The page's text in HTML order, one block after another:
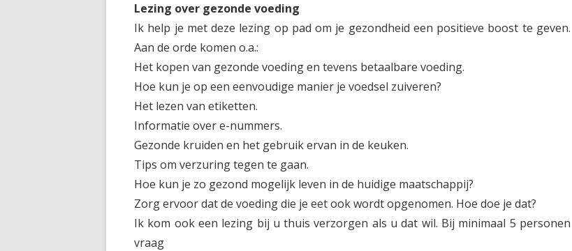
Lezing over gezonde voeding
Ik help je met deze lezing op pad om je gezondheid een positieve boost te geven.
Aan de orde komen o.a.:
Het kopen van gezonde voeding en tevens betaalbare voeding.
Hoe kun je op een eenvoudige manier je voedsel zuiveren?
Het lezen van etiketten.
Informatie over e-nummers.
Gezonde kruiden en het gebruik ervan in de keuken.
Tips om verzuring tegen te gaan.
Hoe kun je zo gezond mogelijk leven in de huidige maatschappij?
Zorg ervoor dat de voeding die je eet ook wordt opgenomen. Hoe doe je dat?
Ik kom ook een lezing bij u thuis verzorgen als u dat wil. Bij minimaal 5 personen
vraag